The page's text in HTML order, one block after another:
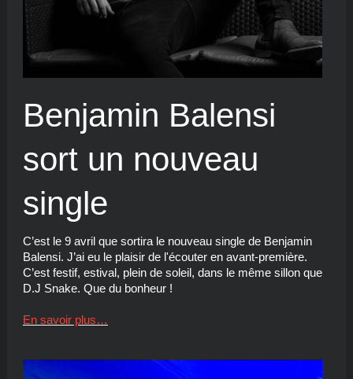
Benjamin Balensi
sort un nouveau
single
C’est le 9 avril que sortira le nouveau single de Benjamin
Balensi. J’ai eu le plaisir de l'écouter en avant-première.
C’est festif, estival, plein de soleil, dans le même sillon que
D.J Snake. Que du bonheur !
En savoir plus…